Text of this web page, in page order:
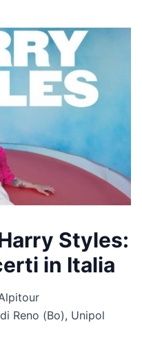
Styles:
in Italia
Reno (Bo), Unipol